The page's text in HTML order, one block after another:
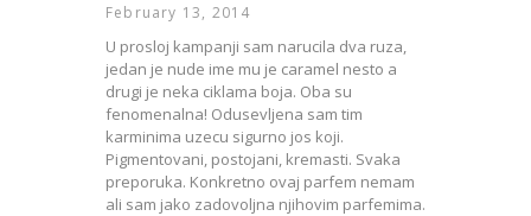
February 13, 2014
U prosloj kampanji sam narucila dva ruza,
jedan je nude ime mu je caramel nesto a
drugi je neka ciklama boja. Oba su
fenomenalna! Odusevljena sam tim
karminima uzecu sigurno jos koji.
Pigmentovani, postojani, kremasti. Svaka
preporuka. Konkretno ovaj parfem nemam
ali sam jako zadovoljna njihovim parfemima.